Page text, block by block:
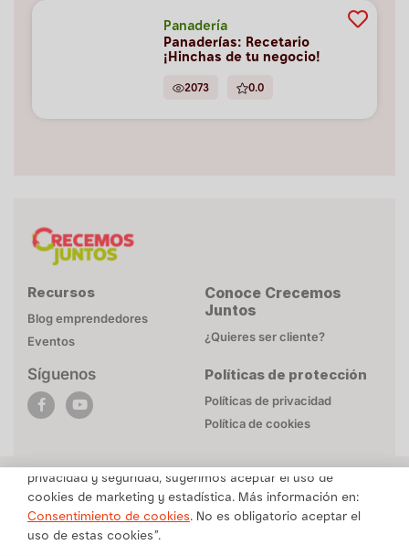
Panadería
Panaderías: Recetario
¡Hinchas de tu negocio!
2073 0.0
Recursos
Blog emprendedores
Eventos
Síguenos
Conoce Crecemos
Juntos
¿Quieres ser cliente?
Políticas de protección
Políticas de privacidad
Política de cookies
Una marca de Alicorp
POLÍTICA DE COOKIES
Esta página web utiliza cookies necesarias para su
privacidad y seguridad, sugerimos aceptar el uso de
cookies de marketing y estadística. Más información en:
Consentimiento de cookies. No es obligatorio aceptar el
uso de estas cookies”.